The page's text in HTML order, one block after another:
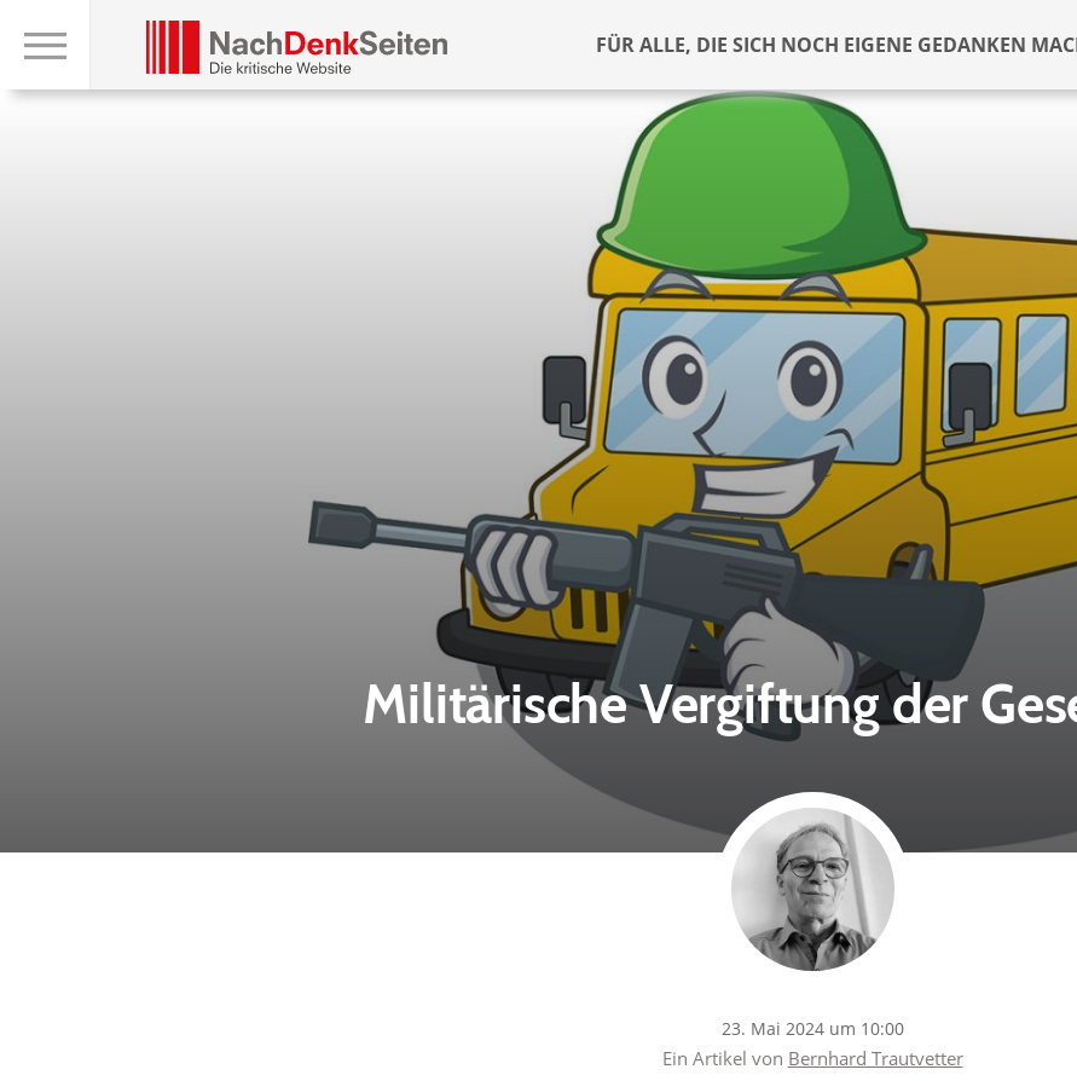
FÜR ALLE, DIE SICH NOCH EIGENE GEDANKEN
Militärische Vergiftung der
23. Mai 2024 um 10:00
Ein Artikel von Bernhard Trautvetter